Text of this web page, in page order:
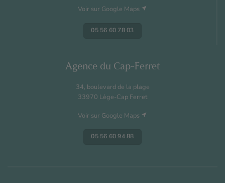
Voir sur Google Maps near_me
05 56 60 78 03
Agence du Cap-Ferret
34, boulevard de la plage
33970 Lège-Cap Ferret
Voir sur Google Maps near_me
05 56 60 94 88